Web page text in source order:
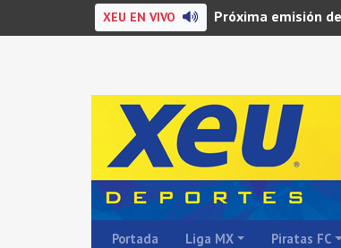
XEU EN VIVO Próxima emisión
Portada Liga MX Piratas FC